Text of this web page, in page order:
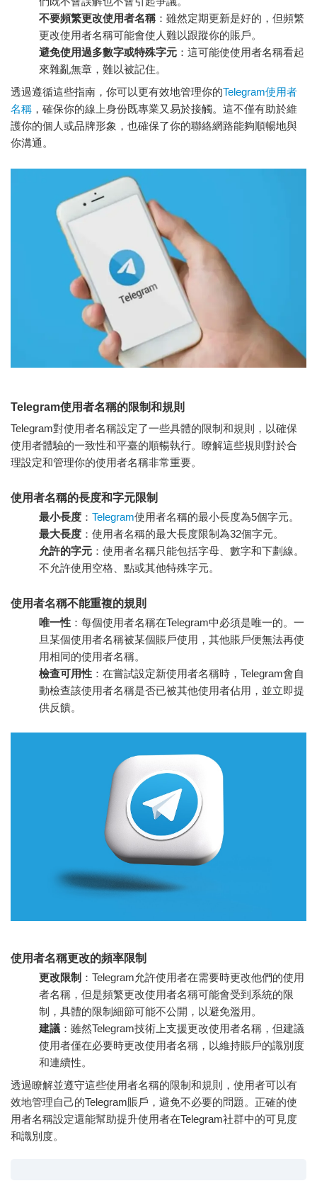
不要頻繁更改使用者名稱：雖然定期更新是好的，但頻繁
更改使用者名稱可能會使人難以跟蹤你的賬戶。
避免使用過多數字或特殊字元 ：這可能使使用者名稱看起
來雜亂無章，難以被記住。
透過遵循這些指南，你可以更有效地管理你的Telegram使用者
名稱 ，確保你的線上身份既專業又易於接觸。這不僅有助於維
護你的個人或品牌形象，也確保了你的聯絡網路能夠順暢地與
你溝通。
Telegram使用者名稱的限制和規則
Telegram對使用者名稱設定了一些具體的限制和規則，以確保
使用者體驗的一致性和平臺的順暢執行。瞭解這些規則對於合
理設定和管理你的使用者名稱非常重要。
使用者名稱的長度和字元限制
最小長度 ： Telegram使用者名稱的最小長度為5個字元。
最大長度 ：使用者名稱的最大長度限制為32個字元。
允許的字元 ：使用者名稱只能包括字母、數字和下劃線。
不允許使用空格、點或其他特殊字元。
使用者名稱不能重複的規則
唯一性 ：每個使用者名稱在Telegram中必須是唯一的。一
旦某個使用者名稱被某個賬戶使用，其他賬戶便無法再使
用相同的使用者名稱。
檢查可用性 ：在嘗試設定新使用者名稱時，Telegram會自
動檢查該使用者名稱是否已被其他使用者佔用，並立即提
供反饋。
使用者名稱更改的頻率限制
更改限制 ：Telegram允許使用者在需要時更改他們的使用
者名稱，但是頻繁更改使用者名稱可能會受到系統的限
制，具體的限制細節可能不公開，以避免濫用。
建議 ：雖然Telegram技術上支援更改使用者名稱，但建議
使用者僅在必要時更改使用者名稱，以維持賬戶的識別度
和連續性。
透過瞭解並遵守這些使用者名稱的限制和規則，使用者可以有
效地管理自己的Telegram賬戶，避免不必要的問題。正確的使
用者名稱設定還能幫助提升使用者在Telegram社群中的可見度
和識別度。